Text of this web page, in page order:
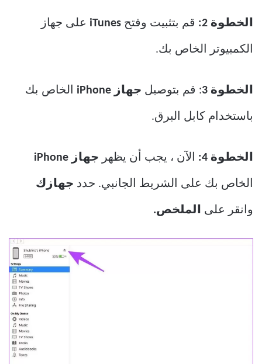
الخطوة 2: قم بتثبيت وفتح iTunes على جهاز
الكمبيوتر الخاص بك.
الخطوة 3 : قم بتوصيل جهاز iPhone الخاص بك
باستخدام كابل البرق.
الخطوة 4: الآن ، يجب أن يظهر جهاز iPhone
الخاص بك على الشريط الجانبي. حدد جهازك
وانقر على الملخص.